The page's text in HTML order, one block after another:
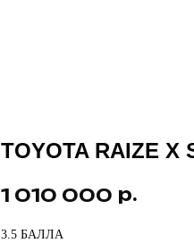
TOYOTA RAIZE X
1 010 000 р.
3.5 БАЛЛА